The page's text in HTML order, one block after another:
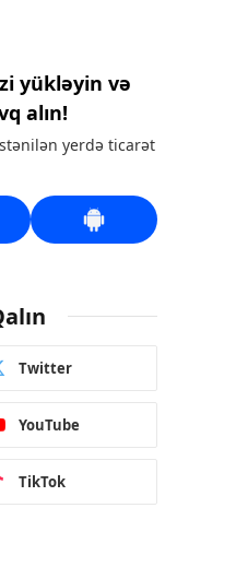
yükləyin və
alın!
yerdə ticarət
Twitter
YouTube
TikTok